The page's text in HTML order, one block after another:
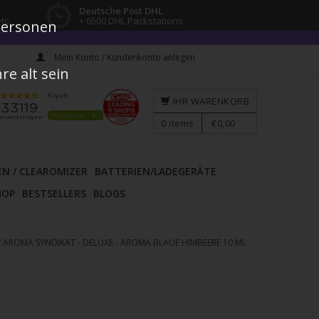
Deutsche Post DHL
+ 6500 DHL Packstations
Mein Konto / Kundenkonto anlegen
/ CLEAROMIZER
BATTERIEN/LADEGERÄTE
BESTSELLERS BLOGS
IHR WARENKORB
0 items €0,00
AROMA SYNDIKAT - DELUXE - AROMA BLAUE HIMBEERE 10 ML
alt sein